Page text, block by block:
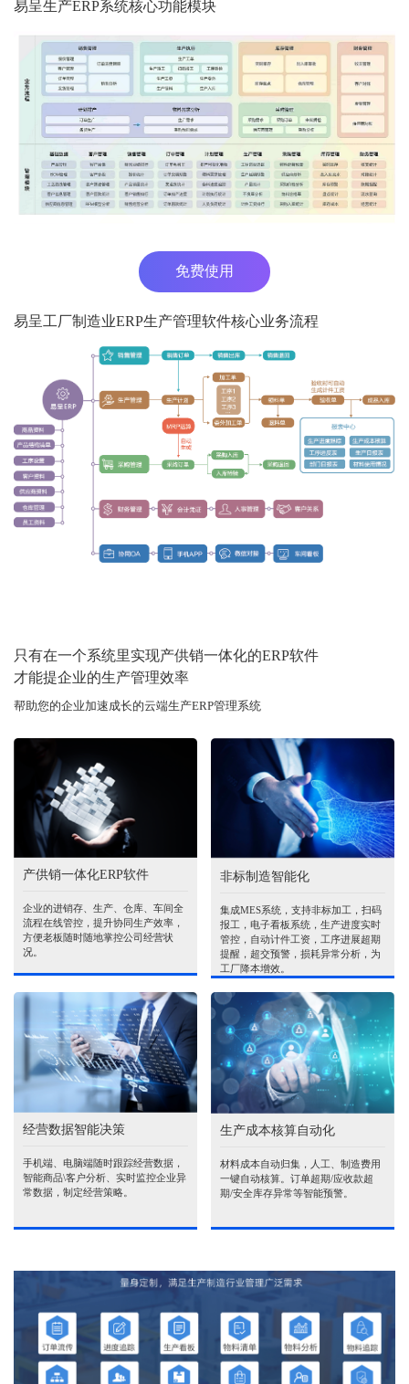
易呈生产ERP系统核心功能模块
免费使用
易呈工厂制造业ERP生产管理软件核心业务流程
只有在一个系统里实现产供销一体化的ERP软件
才能提企业的生产管理效率
帮助您的企业加速成长的云端生产ERP管理系统
产供销一体化ERP软件
企业的进销存、生产、仓库、车间全
流程在线管控，提升协同生产效率，
方便老板随时随地掌控公司经营状
况。
非标制造智能化
集成MES系统，支持非标加工，扫码
报工，电子看板系统，生产进度实时
管控，自动计件工资，工序进展超期
提醒，超交预警，损耗异常分析，为
工厂降本增效。
经营数据智能决策
手机端、电脑端随时跟踪经营数据，
智能商品\客户分析、实时监控企业异
常数据，制定经营策略。
生产成本核算自动化
材料成本自动归集，人工、制造费用
一键自动核算。订单超期/应收款超
期/安全库存异常等智能预警。